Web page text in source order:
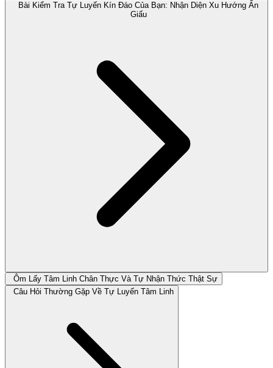
Bài Kiểm Tra Tự Luyến Kín Đáo Của Bạn: Nhận Diện Xu Hướng Ẩn
Giấu
Ôm Lấy Tâm Linh Chân Thực Và Tự Nhận Thức Thật Sự
Câu Hỏi Thường Gặp Về Tự Luyến Tâm Linh